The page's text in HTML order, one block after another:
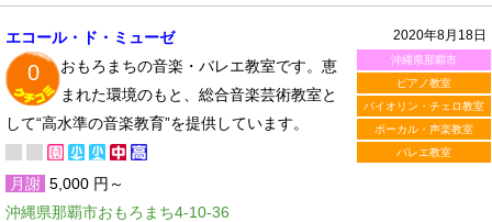
2020年8月18日
沖縄県那覇市
ピアノ教室
バイオリン・チェロ教室
ボーカル・声楽教室
バレエ教室
エコール・ド・ミューゼ
0
おもろまちの音楽・バレエ教室です。恵
まれた環境のもと、総合音楽芸術教室と
して“高水準の音楽教育”を提供しています。
月謝 5,000 円～
沖縄県那覇市おもろまち4-10-36